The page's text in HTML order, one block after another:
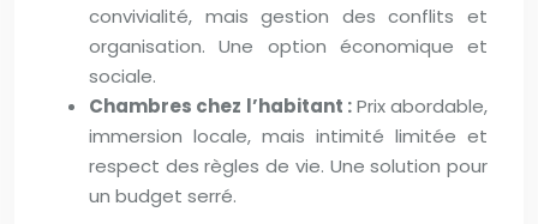
convivialité, mais gestion des conflits et
organisation. Une option économique et
sociale.
Chambres chez l’habitant :Prix abordable,
immersion locale, mais intimité limitée et
respect des règles de vie. Une solution pour
un budget serré.